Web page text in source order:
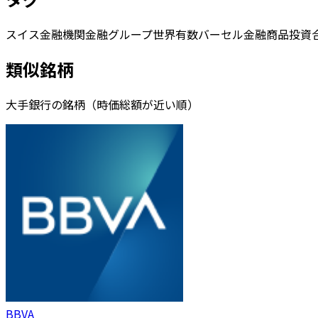
スイス金融機関金融グループ世界有数バーセル金融商品投資
類似銘柄
大手銀行の銘柄（時価総額が近い順）
BBVA